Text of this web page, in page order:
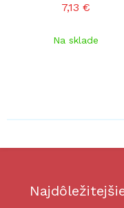
7,13 €
Na sklade